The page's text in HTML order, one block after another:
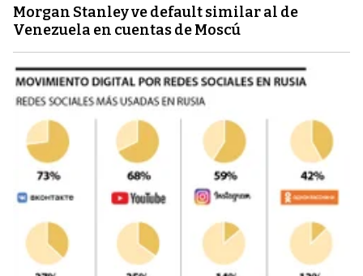
Morgan Stanley ve default similar al de
Venezuela en cuentas de Moscú